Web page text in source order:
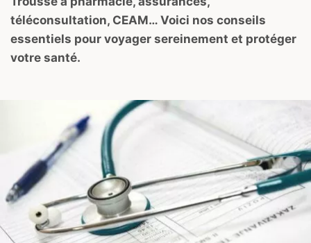
téléconsultation, CEAM… Voici nos conseils
essentiels pour voyager sereinement et protéger
votre santé.